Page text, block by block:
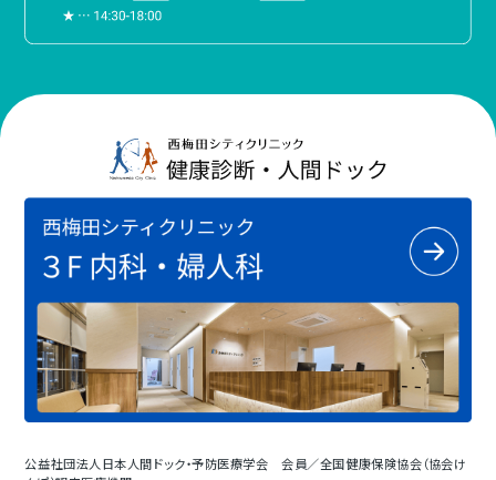
公益社団法人日本人間ドック・予防医療学会 会員／全国健康保険協会（協会け